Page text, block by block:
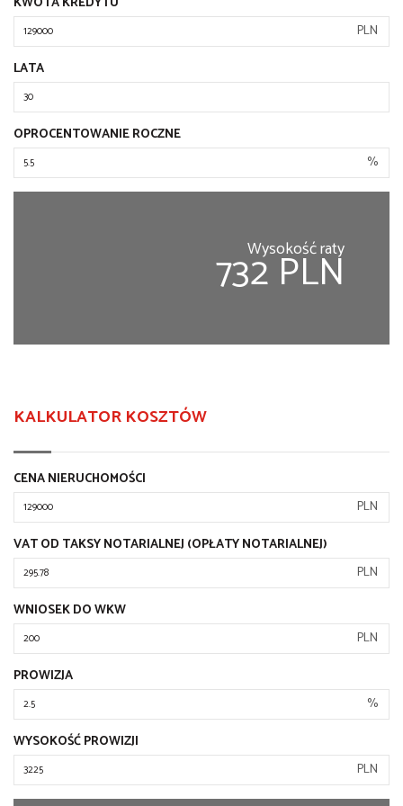
PLN
LATA
OPROCENTOWANIE ROCZNE
%
Wysokość raty
732 PLN
KALKULATOR KOSZTÓW
CENA NIERUCHOMOŚCI
PLN
VAT OD TAKSY NOTARIALNEJ (OPŁATY NOTARIALNEJ)
PLN
WNIOSEK DO WKW
PLN
PROWIZJA
%
WYSOKOŚĆ PROWIZJI
PLN